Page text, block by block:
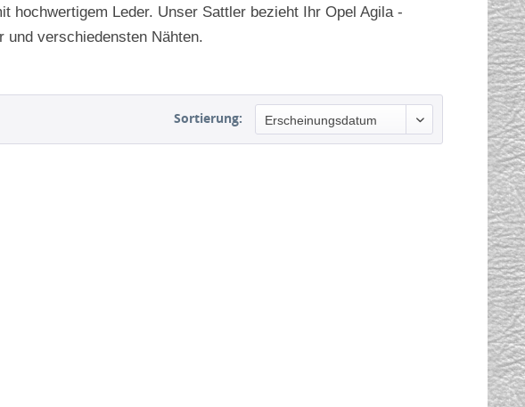
hochwertigem Leder. Unser Sattler bezieht Ihr Opel Agila -
und verschiedensten Nähten.
Sortierung: